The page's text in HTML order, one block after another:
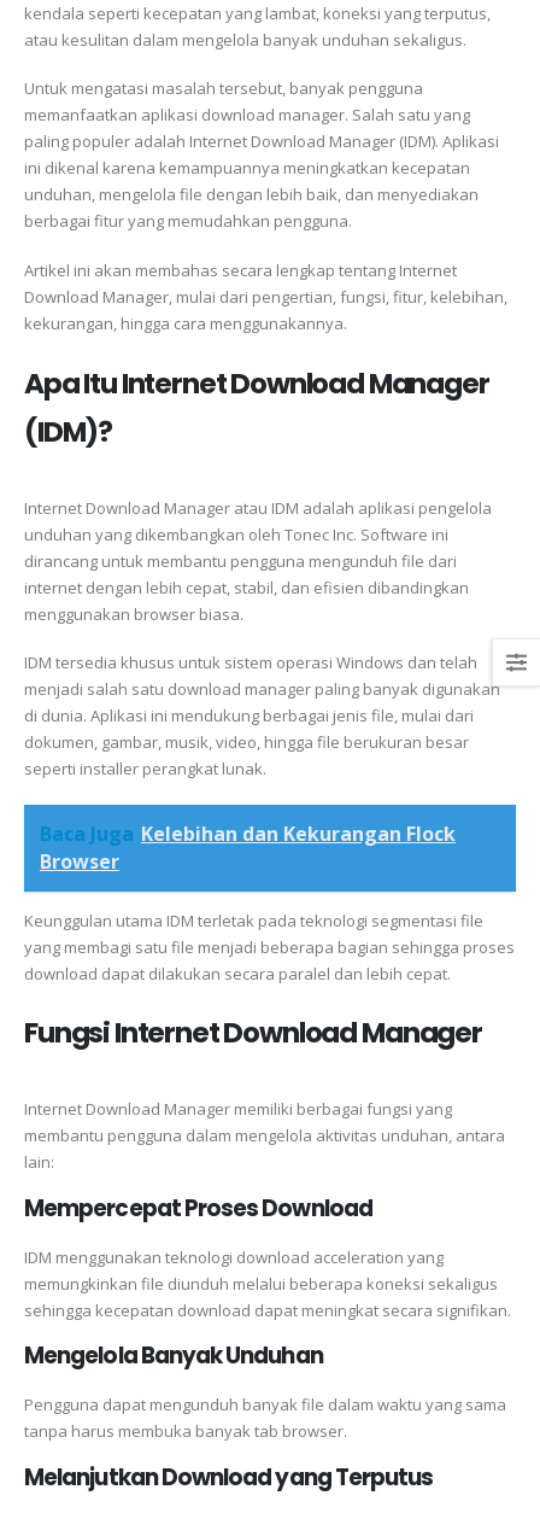
kendala seperti kecepatan yang lambat, koneksi yang terputus,
atau kesulitan dalam mengelola banyak unduhan sekaligus.
Untuk mengatasi masalah tersebut, banyak pengguna
memanfaatkan aplikasi download manager. Salah satu yang
paling populer adalah Internet Download Manager (IDM). Aplikasi
ini dikenal karena kemampuannya meningkatkan kecepatan
unduhan, mengelola file dengan lebih baik, dan menyediakan
berbagai fitur yang memudahkan pengguna.
Artikel ini akan membahas secara lengkap tentang Internet
Download Manager, mulai dari pengertian, fungsi, fitur, kelebihan,
kekurangan, hingga cara menggunakannya.
Apa Itu Internet Download Manager
(IDM)?
Internet Download Manager atau IDM adalah aplikasi pengelola
unduhan yang dikembangkan oleh Tonec Inc. Software ini
dirancang untuk membantu pengguna mengunduh file dari
internet dengan lebih cepat, stabil, dan efisien dibandingkan
menggunakan browser biasa.
IDM tersedia khusus untuk sistem operasi Windows dan telah
menjadi salah satu download manager paling banyak digunakan
di dunia. Aplikasi ini mendukung berbagai jenis file, mulai dari
dokumen, gambar, musik, video, hingga file berukuran besar
seperti installer perangkat lunak.
Baca Juga Kelebihan dan Kekurangan Flock
Browser
Keunggulan utama IDM terletak pada teknologi segmentasi file
yang membagi satu file menjadi beberapa bagian sehingga proses
download dapat dilakukan secara paralel dan lebih cepat.
Fungsi Internet Download Manager
Internet Download Manager memiliki berbagai fungsi yang
membantu pengguna dalam mengelola aktivitas unduhan, antara
lain:
Mempercepat Proses Download
IDM menggunakan teknologi download acceleration yang
memungkinkan file diunduh melalui beberapa koneksi sekaligus
sehingga kecepatan download dapat meningkat secara signifikan.
Mengelola Banyak Unduhan
Pengguna dapat mengunduh banyak file dalam waktu yang sama
tanpa harus membuka banyak tab browser.
Melanjutkan Download yang Terputus